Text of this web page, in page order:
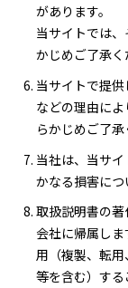
があります。
当サイトでは
かじめご了承く
当サイトで提
などの理由に
らかじめご了承
当社は、当サ
かなる損害につ
取扱説明書の
会社に帰属し
用（複製、転
等を含む）する